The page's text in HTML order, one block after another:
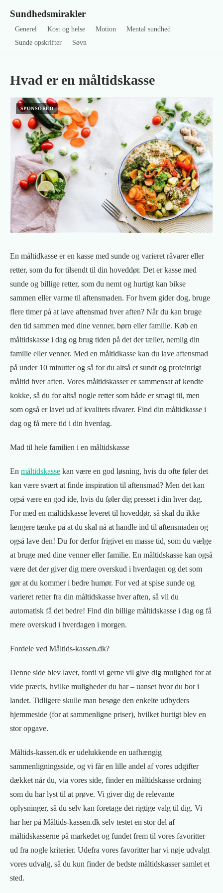
Sundhedsmirakler
Generel Kost og helse Motion
Mental sundhed
Sunde opskrifter
Søvn
Hvad er en måltidskasse
En måltidkasse er en kasse med sunde og varieret råvarer eller
retter, som du for tilsendt til din hoveddør. Det er kasse med
sunde og billige retter, som du nemt og hurtigt kan bikse
sammen eller varme til aftensmaden. For hvem gider dog, bruge
flere timer på at lave aftensmad hver aften? Når du kan bruge
den tid sammen med dine venner, børn eller familie. Køb en
måltidskasse i dag og brug tiden på det der tæller, nemlig din
familie eller venner. Med en måltidkasse kan du lave aftensmad
på under 10 minutter og så for du altså et sundt og proteinrigt
måltid hver aften. Vores måltidskasser er sammensat af kendte
kokke, så du for altså nogle retter som både er smagt til, men
som også er lavet ud af kvalitets råvarer. Find din måltidkasse i
dag og få mere tid i din hverdag.
Mad til hele familien i en måltidskasse
En måltidskasse kan være en god løsning, hvis du ofte føler det
kan være svært at finde inspiration til aftensmad? Men det kan
også være en god ide, hvis du føler dig presset i din hver dag.
For med en måltidskasse leveret til hoveddør, så skal du ikke
længere tænke på at du skal nå at handle ind til aftensmaden og
også lave den! Du for derfor frigivet en masse tid, som du vælge
at bruge med dine venner eller familie. En måltidskasse kan også
være det der giver dig mere overskud i hverdagen og det som
gør at du kommer i bedre humør. For ved at spise sunde og
varieret retter fra din måltidskasse hver aften, så vil du
automatisk få det bedre! Find din billige måltidskasse i dag og få
mere overskud i hverdagen i morgen.
Fordele ved Måltids-kassen.dk?
Denne side blev lavet, fordi vi gerne vil give dig mulighed for at
vide præcis, hvilke muligheder du har – uanset hvor du bor i
landet. Tidligere skulle man besøge den enkelte udbyders
hjemmeside (for at sammenligne priser), hvilket hurtigt blev en
stor opgave.
Måltids-kassen.dk er udelukkende en uafhængig
sammenligningsside, og vi får en lille andel af vores udgifter
dækket når du, via vores side, finder en måltidskasse ordning
som du har lyst til at prøve. Vi giver dig de relevante
oplysninger, så du selv kan foretage det rigtige valg til dig. Vi
har her på Måltids-kassen.dk selv testet en stor del af
måltidskasserne på markedet og fundet frem til vores favoritter
ud fra nogle kriterier. Udefra vores favoritter har vi nøje udvalgt
vores udvalg, så du kun finder de bedste måltidskasser samlet et
sted.